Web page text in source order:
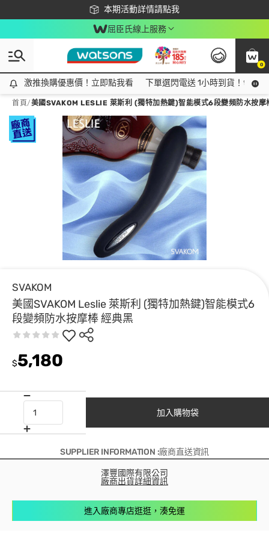
本期活動詳情請點我
下載app最高回饋$350
屈臣氏線上服務
0
激推換購優惠價！立即點我看
激推換購優惠價！立即點我看 下單選閃電送 1小時到貨！領神
首頁/美國SVAKOM LESLIE 萊斯利 (獨特加熱鍵)智能模式6段變頻防水按摩
SVAKOM
美國SVAKOM Leslie 萊斯利 (獨特加熱鍵)智能模式6
段變頻防水按摩棒 經典黑
$5,180
加入購物袋
SUPPLIER INFORMATION :廠商直送資訊
澤豐國際有限公司
廠商出貨詳細資訊
進入廠商專店逛逛，湊免運